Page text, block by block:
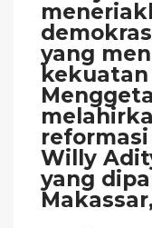
yang
Willy
yang